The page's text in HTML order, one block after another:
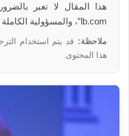
lb.com”، والمسؤولية الكاملة تقع على عاتق المصدر الأصلي.
ملاحظة: قد يتم استخدام
هذا المحتوى.